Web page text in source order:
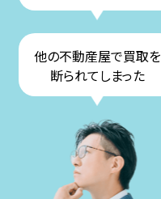
他の不動産屋で買取を
断られてしまった